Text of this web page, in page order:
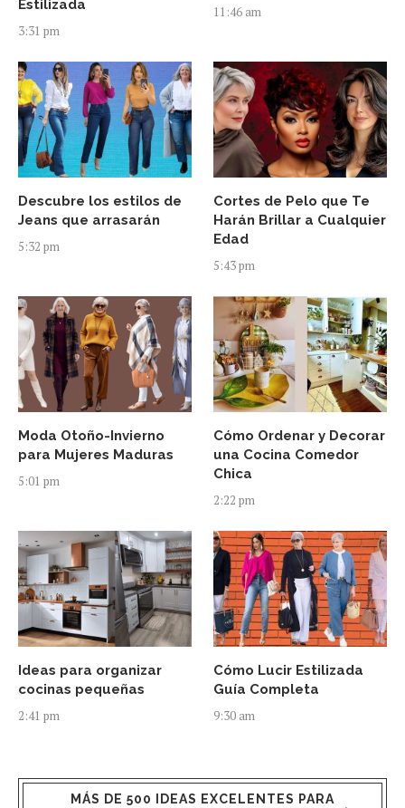
Estilizada
3:31 pm
11:46 am
Descubre los estilos de
Jeans que arrasarán
5:32 pm
Cortes de Pelo que Te
Harán Brillar a Cualquier
Edad
5:43 pm
Moda Otoño-Invierno
para Mujeres Maduras
5:01 pm
Cómo Ordenar y Decorar
una Cocina Comedor
Chica
2:22 pm
Ideas para organizar
cocinas pequeñas
2:41 pm
Cómo Lucir Estilizada
Guía Completa
9:30 am
MÁS DE 500 IDEAS EXCELENTES PARA